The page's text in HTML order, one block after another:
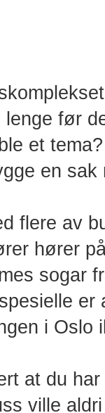
før
et
en sak
flere av
hører
sogar
i Oslo
at du
ville